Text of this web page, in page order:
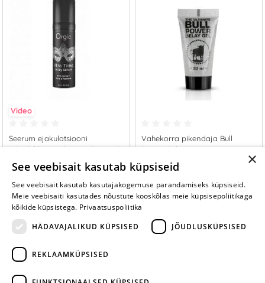
Video
Seerum ejakulatsiooni
edasilükkamiseks Xtra Time (15
14.95 €
LISA OSTUKORVI
Vahekorra pikendaja Bull
Power Delay
18.95 €
LISA OSTUKORVI
×
See veebisait kasutab küpsiseid
See veebisait kasutab kasutajakogemuse parandamiseks küpsiseid.
Meie veebisaiti kasutades nõustute kooskõlas meie küpsisepoliitikaga
kõikide küpsistega. Privaatsuspoliitika
HÄDAVAJALIKUD KÜPSISED
JÕUDLUSKÜPSISED
REKLAAMKÜPSISED